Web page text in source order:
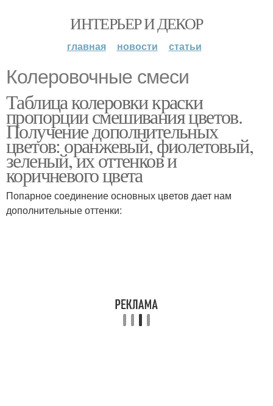
ИНТЕРЬЕР И ДЕКОР
главная новости статьи
Колеровочные смеси
Таблица колеровки краски
пропорции смешивания цветов.
Получение дополнительных
цветов: оранжевый, фиолетовый,
зеленый, их оттенков и
коричневого цвета
Попарное соединение основных цветов дает нам
дополнительные оттенки: